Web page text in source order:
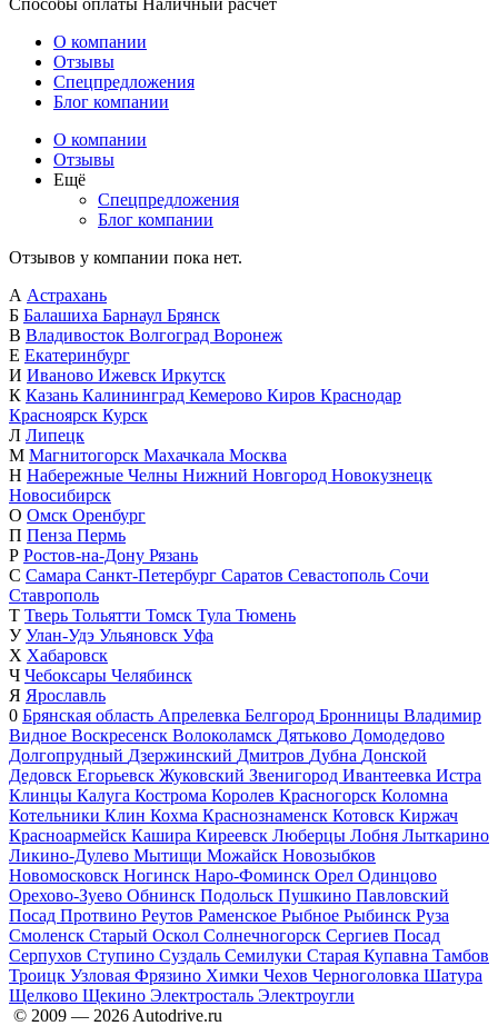
О компании
Отзывы
Спецпредложения
Блог компании
О компании
Отзывы
Ещё
Спецпредложения
Блог компании
Отзывов у компании пока нет.
А Астрахань
Б Балашиха Барнаул Брянск
В Владивосток Волгоград Воронеж
Е Екатеринбург
И Иваново Ижевск Иркутск
К Казань Калининград Кемерово Киров Краснодар
Красноярск Курск
Л Липецк
М Магнитогорск Махачкала Москва
Н Набережные Челны Нижний Новгород Новокузнецк
Новосибирск
О Омск Оренбург
П Пенза Пермь
Р Ростов-на-Дону Рязань
С Самара Санкт-Петербург Саратов Севастополь Сочи
Ставрополь
Т Тверь Тольятти Томск Тула Тюмень
У Улан-Удэ Ульяновск Уфа
Х Хабаровск
Ч Чебоксары Челябинск
Я Ярославль
0 Брянская область Апрелевка Белгород Бронницы Владимир
Видное Воскресенск Волоколамск Дятьково Домодедово
Долгопрудный Дзержинский Дмитров Дубна Донской
Дедовск Егорьевск Жуковский Звенигород Ивантеевка Истра
Клинцы Калуга Кострома Королев Красногорск Коломна
Котельники Клин Кохма Краснознаменск Котовск Киржач
Красноармейск Кашира Киреевск Люберцы Лобня Лыткарино
Ликино-Дулево Мытищи Можайск Новозыбков
Новомосковск Ногинск Наро-Фоминск Орел Одинцово
Орехово-Зуево Обнинск Подольск Пушкино Павловский
Посад Протвино Реутов Раменское Рыбное Рыбинск Руза
Смоленск Старый Оскол Солнечногорск Сергиев Посад
Серпухов Ступино Суздаль Семилуки Старая Купавна Тамбов
Троицк Узловая Фрязино Химки Чехов Черноголовка Шатура
Щелково Щекино Электросталь Электроугли
© 2009 — 2026 Autodrive.ru